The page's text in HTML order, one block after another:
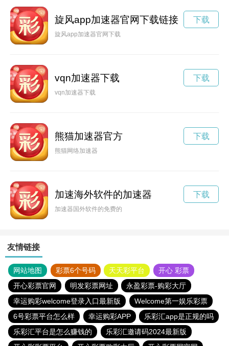
旋风app加速器官网下载链接
旋风app加速器官网下载
下载
vqn加速器下载
vqn加速器下载
下载
熊猫加速器官方
熊猫网络加速器
下载
加速海外软件的加速器
加速器国外软件的免费的
下载
友情链接
网站地图 彩票6个号码 天天彩平台
开心 彩票
开心彩票官网
明发彩票网址
永盈彩票-购彩大厅
幸运购彩welcome登录入口最新版
Welcome第一娱乐彩票
6号彩票平台怎么样
幸运购彩APP
乐彩汇app是正规的吗
乐彩汇平台是怎么赚钱的
乐彩汇邀请码2024最新版